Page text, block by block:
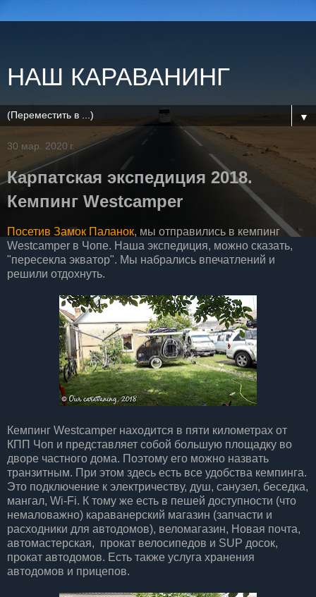
НАШ КАРАВАНИНГ
▼
30 мар. 2020 г.
Карпатская экспедиция 2018.
Кемпинг Westcamper
Посетив Замок Паланок, мы отправились в кемпинг
Westcamper в Чопе. Наша экспедиция, можно сказать,
"пересекла экватор". Мы набрались впечатлений и
решили отдохнуть.
Кемпинг Westcamper находится в пяти километрах от
КПП Чоп и представляет собой большую площадку во
дворе частного дома. Поэтому его можно назвать
транзитным. При этом здесь есть все удобства кемпинга.
Это подключение к электричеству, душ, санузел, беседка,
мангал, Wi-Fi. К тому же есть в пешей доступности (что
немаловажно) караванерский магазин (запчасти и
расходники для автодомов), веломагазин, Новая почта,
автомастерская, прокат велосипедов и SUP досок,
прокат автодомов. Есть также услуга хранения
автодомов и прицепов.